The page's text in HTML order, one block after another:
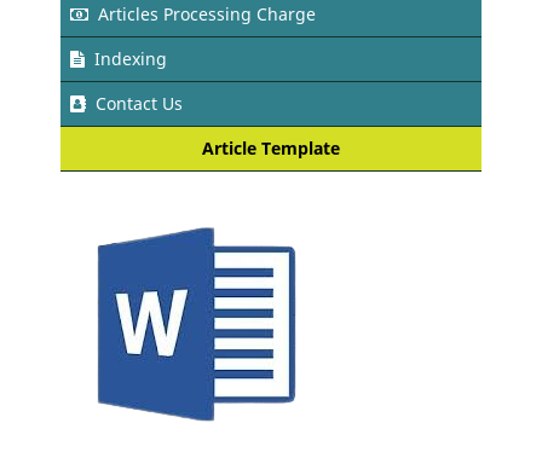
Articles Processing Charge
Indexing
Contact Us
Article Template